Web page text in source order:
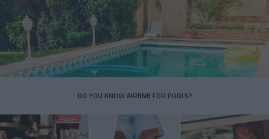
DO YOU KNOW AIRBNB FOR POOLS?